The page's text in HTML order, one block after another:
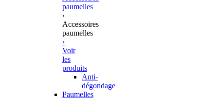
paumelles
‹
Accessoires
paumelles
›
Voir
les
produits
Anti-
dégondage
Paumelles